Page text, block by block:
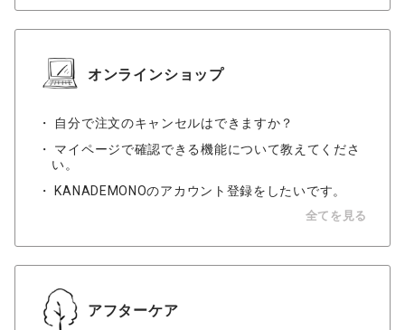
オンラインショップ
自分で注文のキャンセルはできますか？
マイページで確認できる機能について教えてくださ
い。
KANADEMONOのアカウント登録をしたいです。
全てを見る
アフターケア